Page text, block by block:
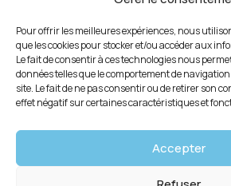
Pour offrir les meilleures expériences, nous
que les cookies pour stocker et/ou accéder aux
Le fait de consentir à ces technologies nous
données telles que le comportement de
site. Le fait de ne pas consentir ou de retirer son
effet négatif sur certaines caractéristiques et
Accepter
Email
service-client@gardino.fr